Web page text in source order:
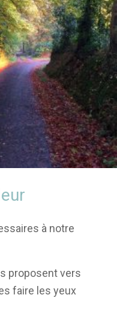
à notre
proposent vers
faire les yeux